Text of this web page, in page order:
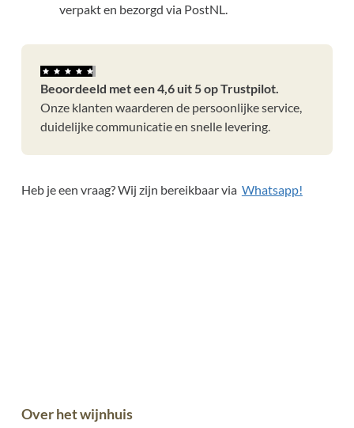
verpakt en bezorgd via PostNL.
Beoordeeld met een 4,6 uit 5 op Trustpilot.
Onze klanten waarderen de persoonlijke service,
duidelijke communicatie en snelle levering.
Heb je een vraag? Wij zijn bereikbaar via Whatsapp!
Over het wijnhuis